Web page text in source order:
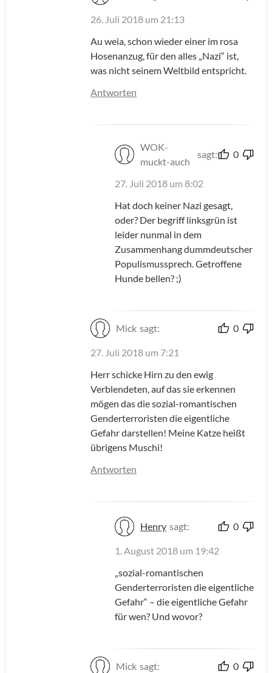
26. Juli 2018 um 21:13
Au weia, schon wieder einer im rosa
Hosenanzug, für den alles „Nazi“ ist,
was nicht seinem Weltbild entspricht.
Antworten
WOK-
muckt-auch
sagt: 0
27. Juli 2018 um 8:02
Hat doch keiner Nazi gesagt,
oder? Der begriff linksgrün ist
leider nunmal in dem
Zusammenhang dummdeutscher
Populismussprech. Getroffene
Hunde bellen? ;)
Mick sagt: 0
27. Juli 2018 um 7:21
Herr schicke Hirn zu den ewig
Verblendeten, auf das sie erkennen
mögen das die sozial-romantischen
Genderterroristen die eigentliche
Gefahr darstellen! Meine Katze heißt
übrigens Muschi!
Antworten
Henry sagt: 0
1. August 2018 um 19:42
„sozial-romantischen
Genderterroristen die eigentliche
Gefahr“ – die eigentliche Gefahr
für wen? Und wovor?
Mick sagt: 0